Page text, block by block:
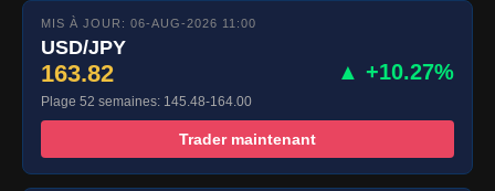
MIS À JOUR: 06-AUG-2026 11:00
USD/JPY
163.82 ▲ +10.27%
Plage 52 semaines: 145.48-164.00
Trader maintenant